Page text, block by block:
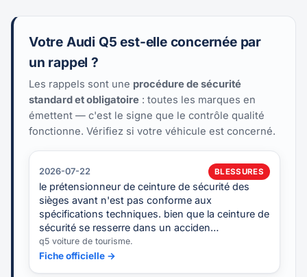
Votre Audi Q5 est-elle concernée par
un rappel ?
Les rappels sont une procédure de sécurité
standard et obligatoire : toutes les marques en
émettent — c'est le signe que le contrôle qualité
fonctionne. Vérifiez si votre véhicule est concerné.
2026-07-22 BLESSURES
le prétensionneur de ceinture de sécurité des
sièges avant n'est pas conforme aux
spécifications techniques. bien que la ceinture de
sécurité se resserre dans un acciden…
q5 voiture de tourisme.
Fiche officielle →